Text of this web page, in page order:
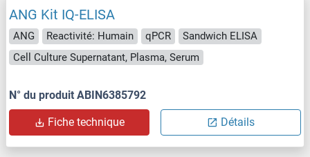
ANG Kit IQ-ELISA
ANG Reactivité: Humain qPCR
Sandwich ELISA
Cell Culture Supernatant, Plasma, Serum
N° du produit ABIN6385792
Fiche technique Détails